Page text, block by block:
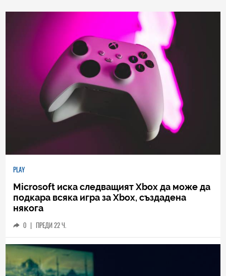
PLAY
Microsoft иска следващият Xbox да може да
подкара всяка игра за Xbox, създадена
някога
0 | ПРЕДИ 22 Ч.